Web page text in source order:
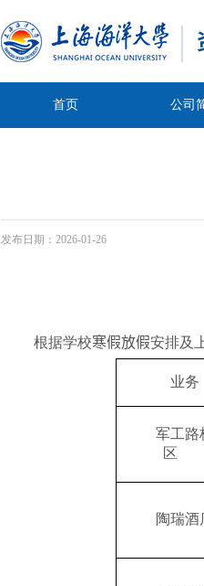
首页 公司
发布日期： 2026-01-26
根据学校寒假放假安排及
业务
军工路
区
陶瑞酒